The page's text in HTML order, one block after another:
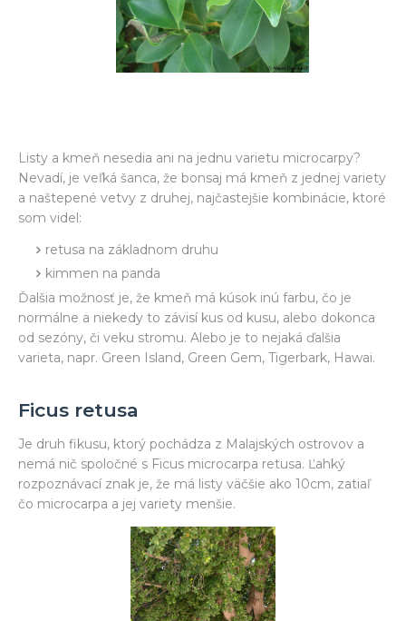
Listy a kmeň nesedia ani na jednu varietu microcarpy?
Nevadí, je veľká šanca, že bonsaj má kmeň z jednej variety
a naštepené vetvy z druhej, najčastejšie kombinácie, ktoré
som videl:
retusa na základnom druhu
kimmen na panda
Ďalšia možnosť je, že kmeň má kúsok inú farbu, čo je
normálne a niekedy to závisí kus od kusu, alebo dokonca
od sezóny, či veku stromu. Alebo je to nejaká ďalšia
varieta, napr. Green Island, Green Gem, Tigerbark, Hawai.
Ficus retusa
Je druh fikusu, ktorý pochádza z Malajských ostrovov a
nemá nič spoločné s Ficus microcarpa retusa. Ľahký
rozpoznávací znak je, že má listy väčšie ako 10cm, zatiaľ
čo microcarpa a jej variety menšie.